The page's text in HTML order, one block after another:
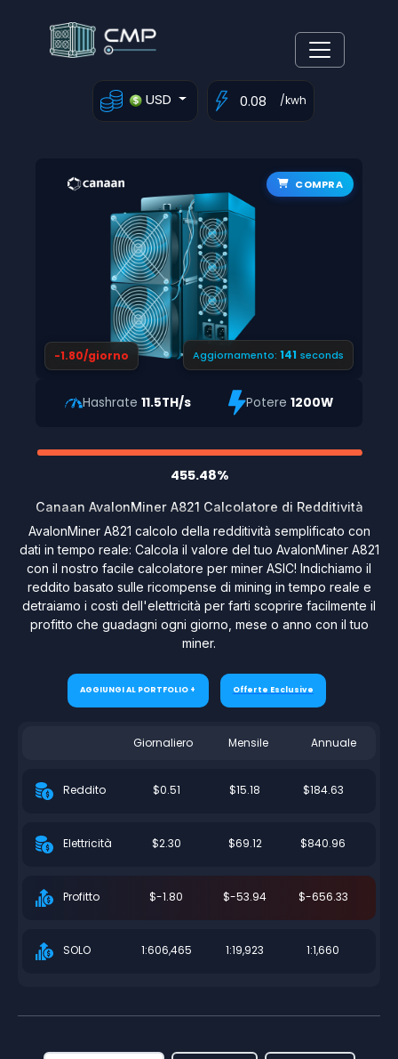
USD /kwh
COMPRA
-1.80/giorno Aggiornamento: 140 seconds
Hashrate11.5TH/s Potere 1200W
455.48%
Canaan AvalonMiner A821 Calcolatore di Redditività
AvalonMiner A821 calcolo della redditività semplificato con
dati in tempo reale: Calcola il valore del tuo AvalonMiner A821
con il nostro facile calcolatore per miner ASIC! Indichiamo il
reddito basato sulle ricompense di mining in tempo reale e
detraiamo i costi dell'elettricità per farti scoprire facilmente il
profitto che guadagni ogni giorno, mese o anno con il tuo
miner.
AGGIUNGI AL PORTFOLIO + Offerte Esclusive
Giornaliero Mensile Annuale
Reddito $0.51 $15.18 $184.63
Elettricità $2.30 $69.12 $840.96
Profitto $-1.80 $-53.94 $-656.33
SOLO 1:606,465 1:19,923 1:1,660